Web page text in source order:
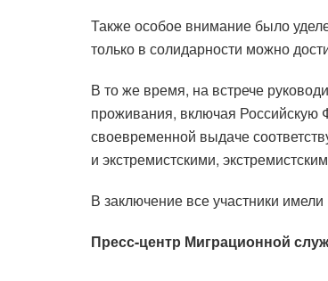
Также особое внимание было
только в солидарности можно
В то же время, на встрече
проживания, включая Российскую
своевременной выдаче
и экстремистскими,
В заключение все участники
Пресс-центр Миграционной